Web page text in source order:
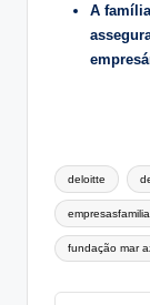
A
Tags:
deloitte
fundação mar